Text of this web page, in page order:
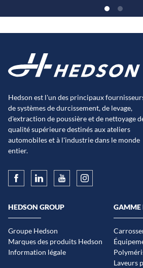
Hedson est l'un des principaux
de systèmes de durcissement, de levage,
d'extraction de poussière et de nettoyage
qualité supérieure destinés aux ateliers
automobiles et à l'industrie dans le monde
entier.
HEDSON GROUP
Groupe Hedson
Marques des produits Hedson
Information légale
GAMME
Laveurs